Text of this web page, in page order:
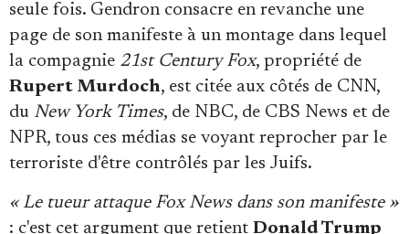
seule fois. Gendron consacre en revanche une
page de son manifeste à un montage dans lequel
la compagnie 21st Century Fox, propriété de
Rupert Murdoch, est citée aux côtés de CNN,
du New York Times, de NBC, de CBS News et de
NPR, tous ces médias se voyant reprocher par le
terroriste d'être contrôlés par les Juifs.
« Le tueur attaque Fox News dans son manifeste »
: c'est cet argument que retient Donald Trump